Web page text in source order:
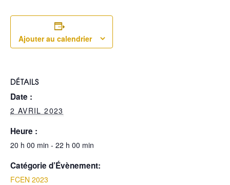
Ajouter au calendrier
DÉTAILS
Date :
2 AVRIL 2023
Heure :
20 h 00 min - 22 h 00 min
Catégorie d’Évènement:
FCEN 2023